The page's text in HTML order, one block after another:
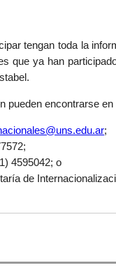
tengan toda la
que ya han
pueden encontrarse en
;
4595042; o
de